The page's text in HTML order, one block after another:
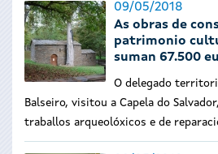
09/05/2018
As obras de
patrimonio
suman 67.500
O delegado
Balseiro, visitou a Capela do
traballos arqueolóxicos e de